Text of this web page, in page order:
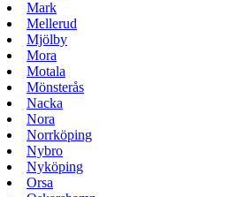
Mark
Mellerud
Mjölby
Mora
Motala
Mönsterås
Nacka
Nora
Norrköping
Nybro
Nyköping
Orsa